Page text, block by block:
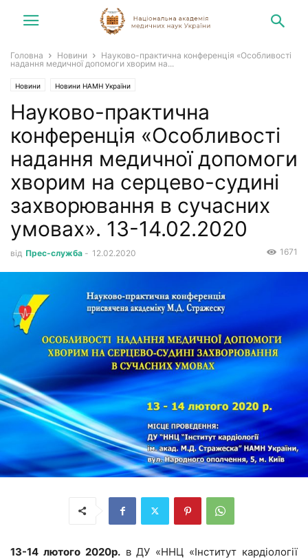
Головна Новини
Науково-практична конференція «Особливості
надання медичної допомоги хворим на...
Новини Новини НАМН України
Науково-практична
конференція «Особливості
надання медичної допомоги
хворим на серцево-судині
захворювання в сучасних
умовах». 13-14.02.2020
від Прес-служба - 12.02.2020 1671
13-14 лютого 2020р.в ДУ «ННЦ «Інститут кардіології